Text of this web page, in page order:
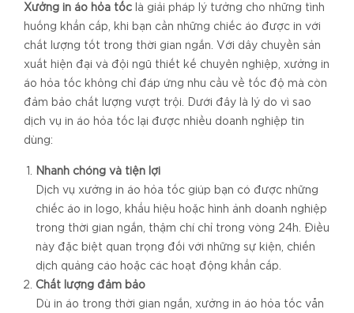
Xưởng in áo hỏa tốc là giải pháp lý tưởng cho những tình
huống khẩn cấp, khi bạn cần những chiếc áo được in với
chất lượng tốt trong thời gian ngắn. Với dây chuyền sản
xuất hiện đại và đội ngũ thiết kế chuyên nghiệp,
xưởng in
áo hỏa tốc không chỉ đáp ứng nhu cầu về tốc độ mà còn
đảm bảo chất lượng vượt trội. Dưới đây là lý do vì sao
dịch vụ in áo hỏa tốc lại được nhiều doanh nghiệp tin
dùng:
Nhanh chóng và tiện lợi
Dịch vụ xưởng in áo hỏa tốc giúp bạn có được những
chiếc áo in logo, khẩu hiệu hoặc hình ảnh doanh nghiệp
trong thời gian ngắn, thậm chí chỉ trong vòng 24h. Điều
này đặc biệt quan trọng đối với những sự kiện, chiến
dịch quảng cáo hoặc các hoạt động khẩn cấp.
Chất lượng đảm bảo
Dù in áo trong thời gian ngắn, xưởng in áo hỏa tốc vẫn